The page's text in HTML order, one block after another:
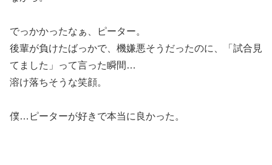
でっかかったなぁ、ピーター。
後輩が負けたばっかで、機嫌悪そうだったのに、「試合見
てました」って言った瞬間…
溶け落ちそうな笑顔。
僕…ピーターが好きで本当に良かった。